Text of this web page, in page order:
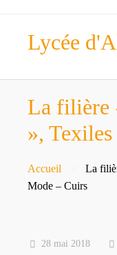
Lycée
La filière
»,
Accueil
La
Mode – Cuirs
28 mai 2018